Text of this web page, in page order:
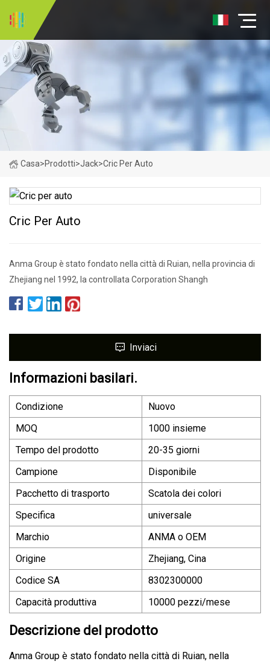
Casa>Prodotti>Jack>Cric Per Auto
Cric Per Auto
Anma Group è stato fondato nella città di Ruian, nella provincia di
Zhejiang nel 1992, la controllata Corporation Shangh
Inviaci
Informazioni basilari.
Condizione
Nuovo
MOQ
1000 insieme
Tempo del prodotto
20-35 giorni
Campione
Disponibile
Pacchetto di trasporto
Scatola dei colori
Specifica
universale
Marchio
ANMA o OEM
Origine
Zhejiang, Cina
Codice SA
8302300000
Capacità produttiva
10000 pezzi/mese
Descrizione del prodotto
Anma Group è stato fondato nella città di Ruian, nella